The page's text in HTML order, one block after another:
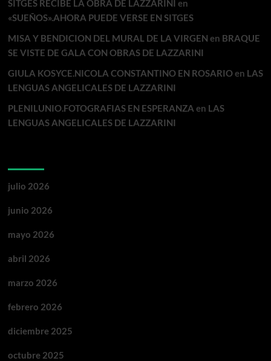
SITGES RECIBE LA OBRA DE LAZZARINI en
«SUEÑOS».AHORA PUEDE VERSE EN SITGES
MISA Y BENDICION DEL MURAL DE LA VIRGEN en BRAQUE
SE VISTE DE GALA CON OBRAS DE LAZZARINI
GIULA KOSYCE.NICOLA CONSTANTINO EN ROSARIOen LAS
LENGUAS ANGELICALES DE LAZZARINI
PLENILUNIO.FOTOGRAFIAS EN ESPERANZA en LAS
LENGUAS ANGELICALES DE LAZZARINI
julio 2026
junio 2026
mayo 2026
abril 2026
marzo 2026
febrero 2026
diciembre 2025
octubre 2025